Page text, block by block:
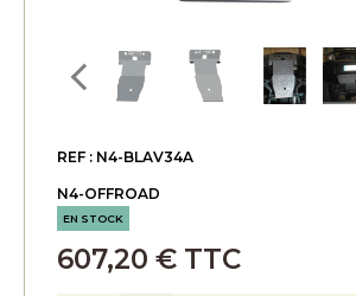
REF : N4-BLAV34A
N4-OFFROAD
EN STOCK
607,20 € TTC